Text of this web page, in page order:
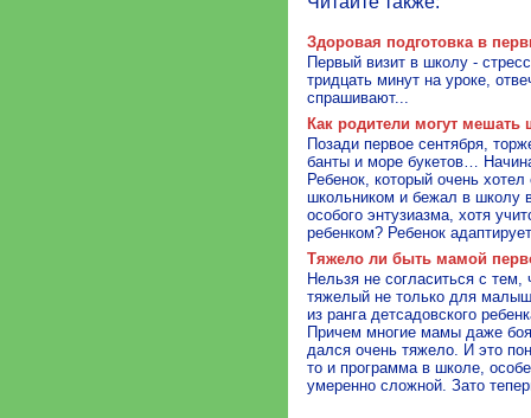
Здоровая подготовка в
Первый визит в школу -
тридцать минут на уроке,
спрашивают...
Как родители могут мешать
Позади первое сентября,
банты и море букетов…
Ребенок, который очень
школьником и бежал в школу
особого энтузиазма, хотя
ребенком? Ребенок
Тяжело ли быть мамой
Нельзя не согласиться с
тяжелый не только для
из ранга детсадовского
Причем многие мамы даже
дался очень тяжело. И это
то и программа в школе,
умеренно сложной. Зато